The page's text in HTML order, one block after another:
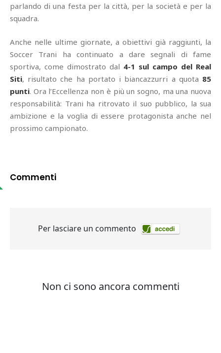
parlando di una festa per la città, per la società e per la
squadra.
Anche nelle ultime giornate, a obiettivi già raggiunti, la
Soccer Trani ha continuato a dare segnali di fame
sportiva, come dimostrato dal 4-1 sul campo del Real
Siti, risultato che ha portato i biancazzurri a quota 85
punti. Ora l’Eccellenza non è più un sogno, ma una nuova
responsabilità: Trani ha ritrovato il suo pubblico, la sua
ambizione e la voglia di essere protagonista anche nel
prossimo campionato.
Commenti